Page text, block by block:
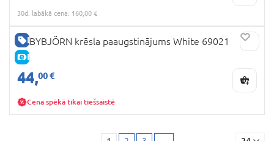
30d. labākā cena: 160,00 €
LABA CENA
E-CENA
BABYBJÖRN krēsla paaugstinājums White 69021
44,00 €
Cena spēkā tikai tiešsaistē